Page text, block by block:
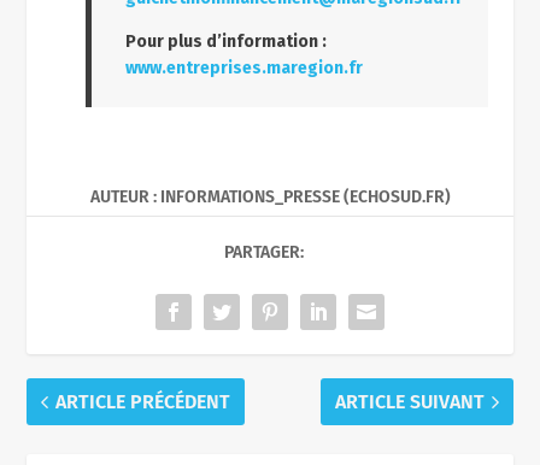
Pour plus d’information :
www.entreprises.maregion.fr
AUTEUR : INFORMATIONS_PRESSE (ECHOSUD.FR)
PARTAGER:
ARTICLE PRÉCÉDENT ARTICLE SUIVANT